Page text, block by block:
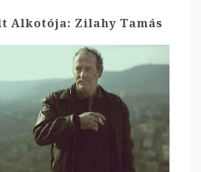
Alkotója: Zilahy Tamás